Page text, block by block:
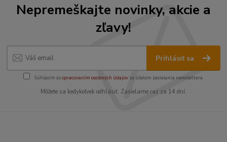
Nepremeškajte novinky, akcie a
zľavy!
Prihlásiť sa
Súhlasím sospracovaním osobných údajov za účelom zasielania newslettera.
Môžete sa kedykoľvek odhlásiť. Zasielame raz za 14 dní.